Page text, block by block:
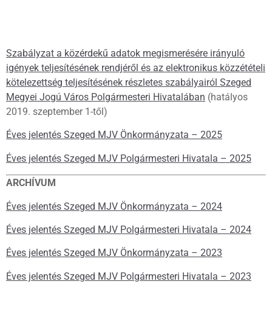
Szabályzat a közérdekű adatok megismerésére irányuló
igények teljesítésének rendjéről és az elektronikus közzétételi
kötelezettség teljesítésének részletes szabályairól Szeged
Megyei Jogú Város Polgármesteri Hivatalában (hatályos
2019. szeptember 1-től)
Éves jelentés Szeged MJV Önkormányzata – 2025
Éves jelentés Szeged MJV Polgármesteri Hivatala – 2025
ARCHÍVUM
Éves jelentés Szeged MJV Önkormányzata – 2024
Éves jelentés Szeged MJV Polgármesteri Hivatala – 2024
Éves jelentés Szeged MJV Önkormányzata – 2023
Éves jelentés Szeged MJV Polgármesteri Hivatala – 2023